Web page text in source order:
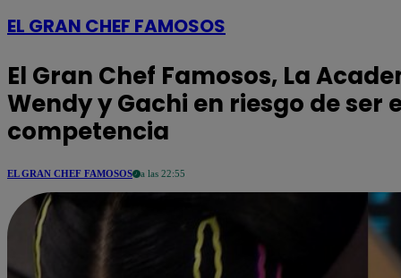
EL GRAN CHEF FAMOSOS
El Gran Chef Famosos, La
Wendy y Gachi en riesgo de ser
competencia
EL GRAN CHEF FAMOSOS a las 22:55